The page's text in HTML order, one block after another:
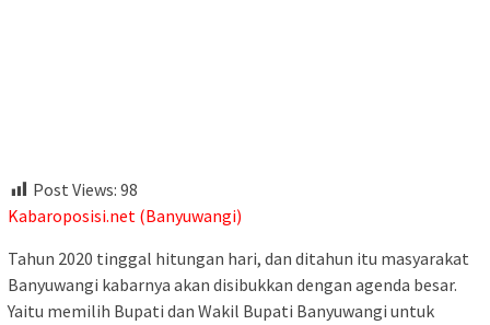
Post Views: 98
Kabaroposisi.net (Banyuwangi)
Tahun 2020 tinggal hitungan hari, dan ditahun itu masyarakat
Banyuwangi kabarnya akan disibukkan dengan agenda besar.
Yaitu memilih Bupati dan Wakil Bupati Banyuwangi untuk